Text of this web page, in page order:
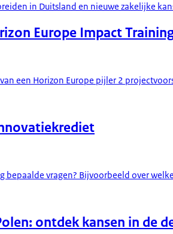
in Duitsland en nieuwe zakelijke
Europe Impact
een Horizon Europe pijler 2
bepaalde vragen? Bijvoorbeeld over
ontdek kansen in de